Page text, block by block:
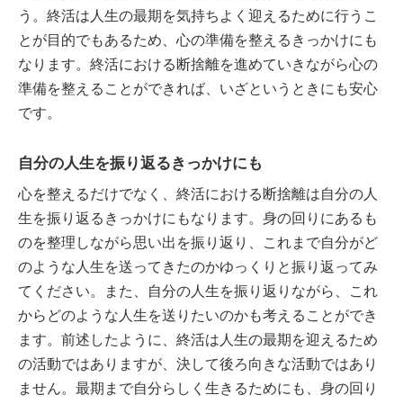
う。終活は人生の最期を気持ちよく迎えるために行うこ
とが目的でもあるため、心の準備を整えるきっかけにも
なります。終活における断捨離を進めていきながら心の
準備を整えることができれば、いざというときにも安心
です。
自分の人生を振り返るきっかけにも
心を整えるだけでなく、終活における断捨離は自分の人
生を振り返るきっかけにもなります。身の回りにあるも
のを整理しながら思い出を振り返り、これまで自分がど
のような人生を送ってきたのかゆっくりと振り返ってみ
てください。また、自分の人生を振り返りながら、これ
からどのような人生を送りたいのかも考えることができ
ます。前述したように、終活は人生の最期を迎えるため
の活動ではありますが、決して後ろ向きな活動ではあり
ません。最期まで自分らしく生きるためにも、身の回り